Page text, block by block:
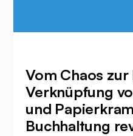
Vom Chaos
Verknüpfung
und
Buchhaltung